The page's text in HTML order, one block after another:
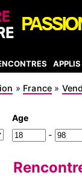
APPLIS
» France »
Age
-